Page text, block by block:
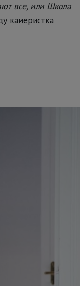
все, или Школа
камеристка